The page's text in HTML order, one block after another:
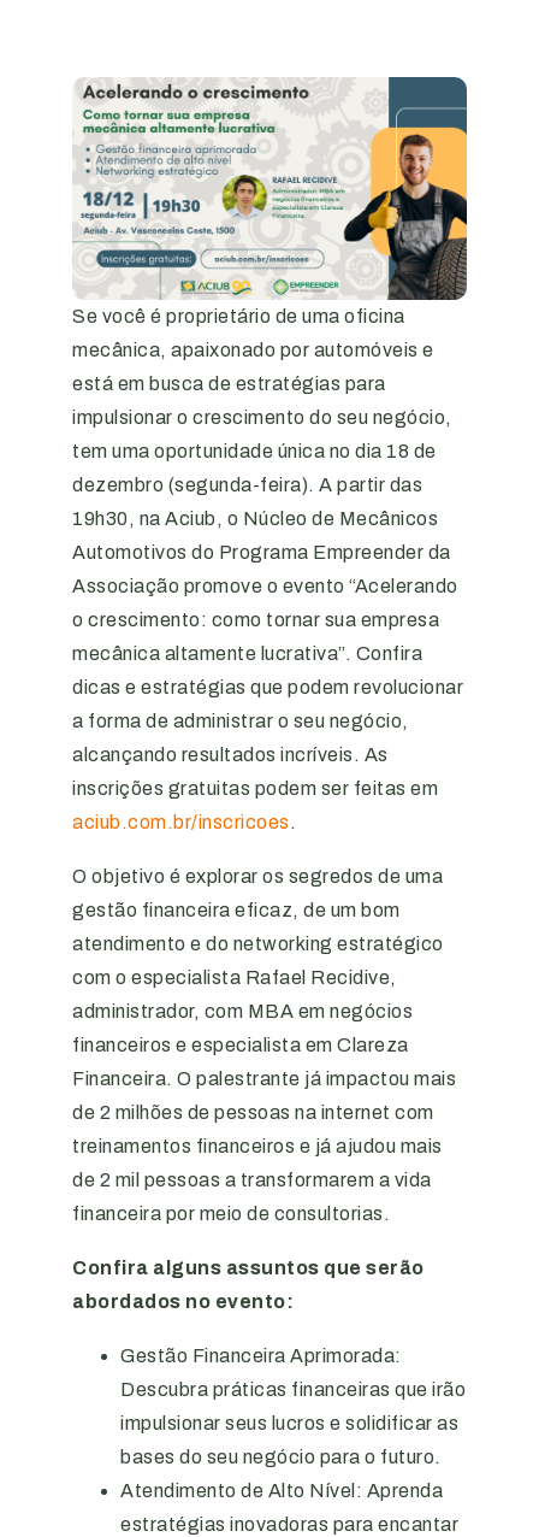
Se você é proprietário de uma oficina
mecânica, apaixonado por automóveis e
está em busca de estratégias para
impulsionar o crescimento do seu negócio,
tem uma oportunidade única no dia 18 de
dezembro (segunda-feira). A partir das
19h30, na Aciub, o Núcleo de Mecânicos
Automotivos do Programa Empreender da
Associação promove o evento “Acelerando
o crescimento: como tornar sua empresa
mecânica altamente lucrativa”. Confira
dicas e estratégias que podem revolucionar
a forma de administrar o seu negócio,
alcançando resultados incríveis. As
inscrições gratuitas podem ser feitas em
aciub.com.br/inscricoes .
O objetivo é explorar os segredos de uma
gestão financeira eficaz, de um bom
atendimento e do networking estratégico
com o especialista Rafael Recidive,
administrador, com MBA em negócios
financeiros e especialista em Clareza
Financeira. O palestrante já impactou mais
de 2 milhões de pessoas na internet com
treinamentos financeiros e já ajudou mais
de 2 mil pessoas a transformarem a vida
financeira por meio de consultorias.
Confira alguns assuntos que serão
abordados no evento:
Gestão Financeira Aprimorada:
Descubra práticas financeiras que irão
impulsionar seus lucros e solidificar as
bases do seu negócio para o futuro.
Atendimento de Alto Nível: Aprenda
estratégias inovadoras para encantar